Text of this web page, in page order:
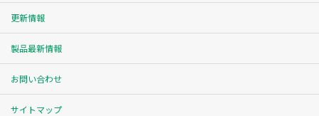
更新情報
製品最新情報
お問い合わせ
サイトマップ